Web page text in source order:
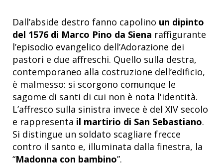
Dall’abside destro fanno capolino un dipinto
del 1576 di Marco Pino da Siena raffigurante
l’episodio evangelico dell’Adorazione dei
pastori e due affreschi. Quello sulla destra,
contemporaneo alla costruzione dell’edificio,
è malmesso: si scorgono comunque le
sagome di santi di cui non è nota l'identità.
L’affresco sulla sinistra invece è del XIV secolo
e rappresenta il martirio di San Sebastiano.
Si distingue un soldato scagliare frecce
contro il santo e, illuminata dalla finestra, la
“Madonna con bambino”.